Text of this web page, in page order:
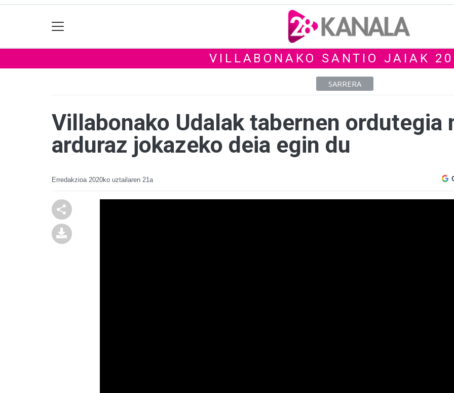
VILLABONAKO SANTIO JAIAK
SARRERA
Villabonako Udalak tabernen ordutegia
arduraz jokazeko deia egin du
Erredakzioa 2020ko uztailaren 21a